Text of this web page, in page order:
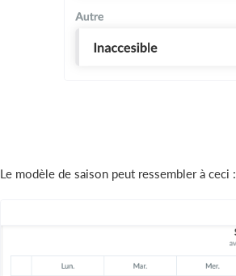
Le modèle de saison peut ressembler à ceci :